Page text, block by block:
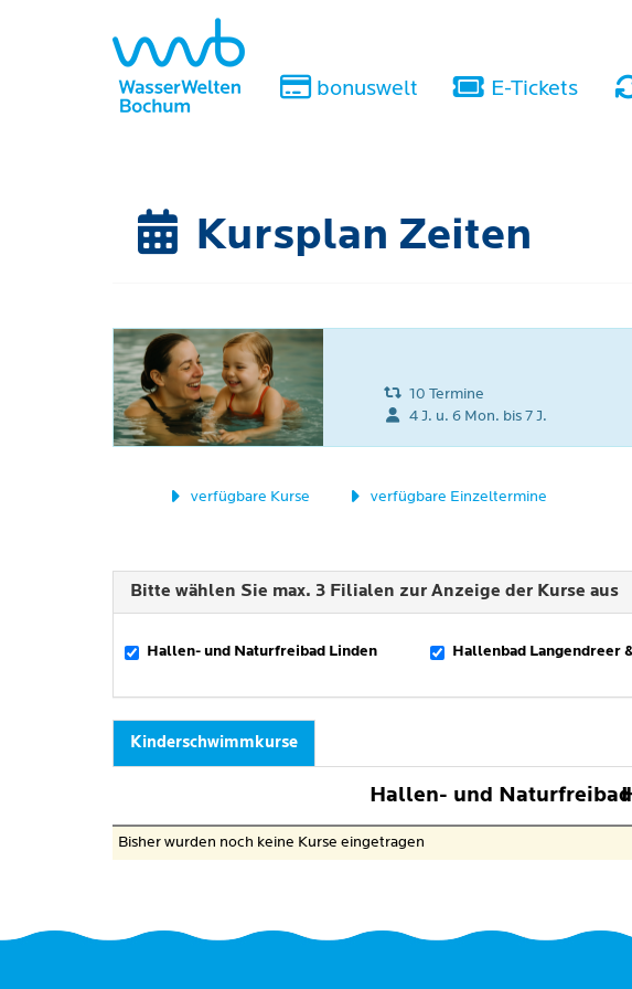
bonuswelt E-Tickets
Kursplan Zeiten
10 Termine
4 J. u. 6 Mon. bis 7 J.
verfügbare Kurse verfügbare Einzeltermine
Bitte wählen Sie max. 3 Filialen zur Anzeige der Kurse aus
Hallen- und Naturfreibad Linden Hallenbad Langendreer
Kinderschwimmkurse
Hallen- und
Bisher wurden noch keine Kurse eingetragen